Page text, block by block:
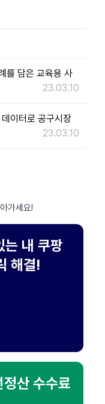
를 담은 교육용 사
23.03.10
이터로 공구시장
23.03.10
가세요!
내 쿠팡
해결!
산 수수료